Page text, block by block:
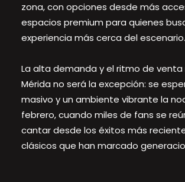
zona, con opciones desde más
espacios premium para quienes
experiencia más cerca del escenario.
La alta demanda y el ritmo de venta
Mérida no será la excepción: se
masivo y un ambiente vibrante la
febrero, cuando miles de fans se
cantar desde los éxitos más
clásicos que han marcado